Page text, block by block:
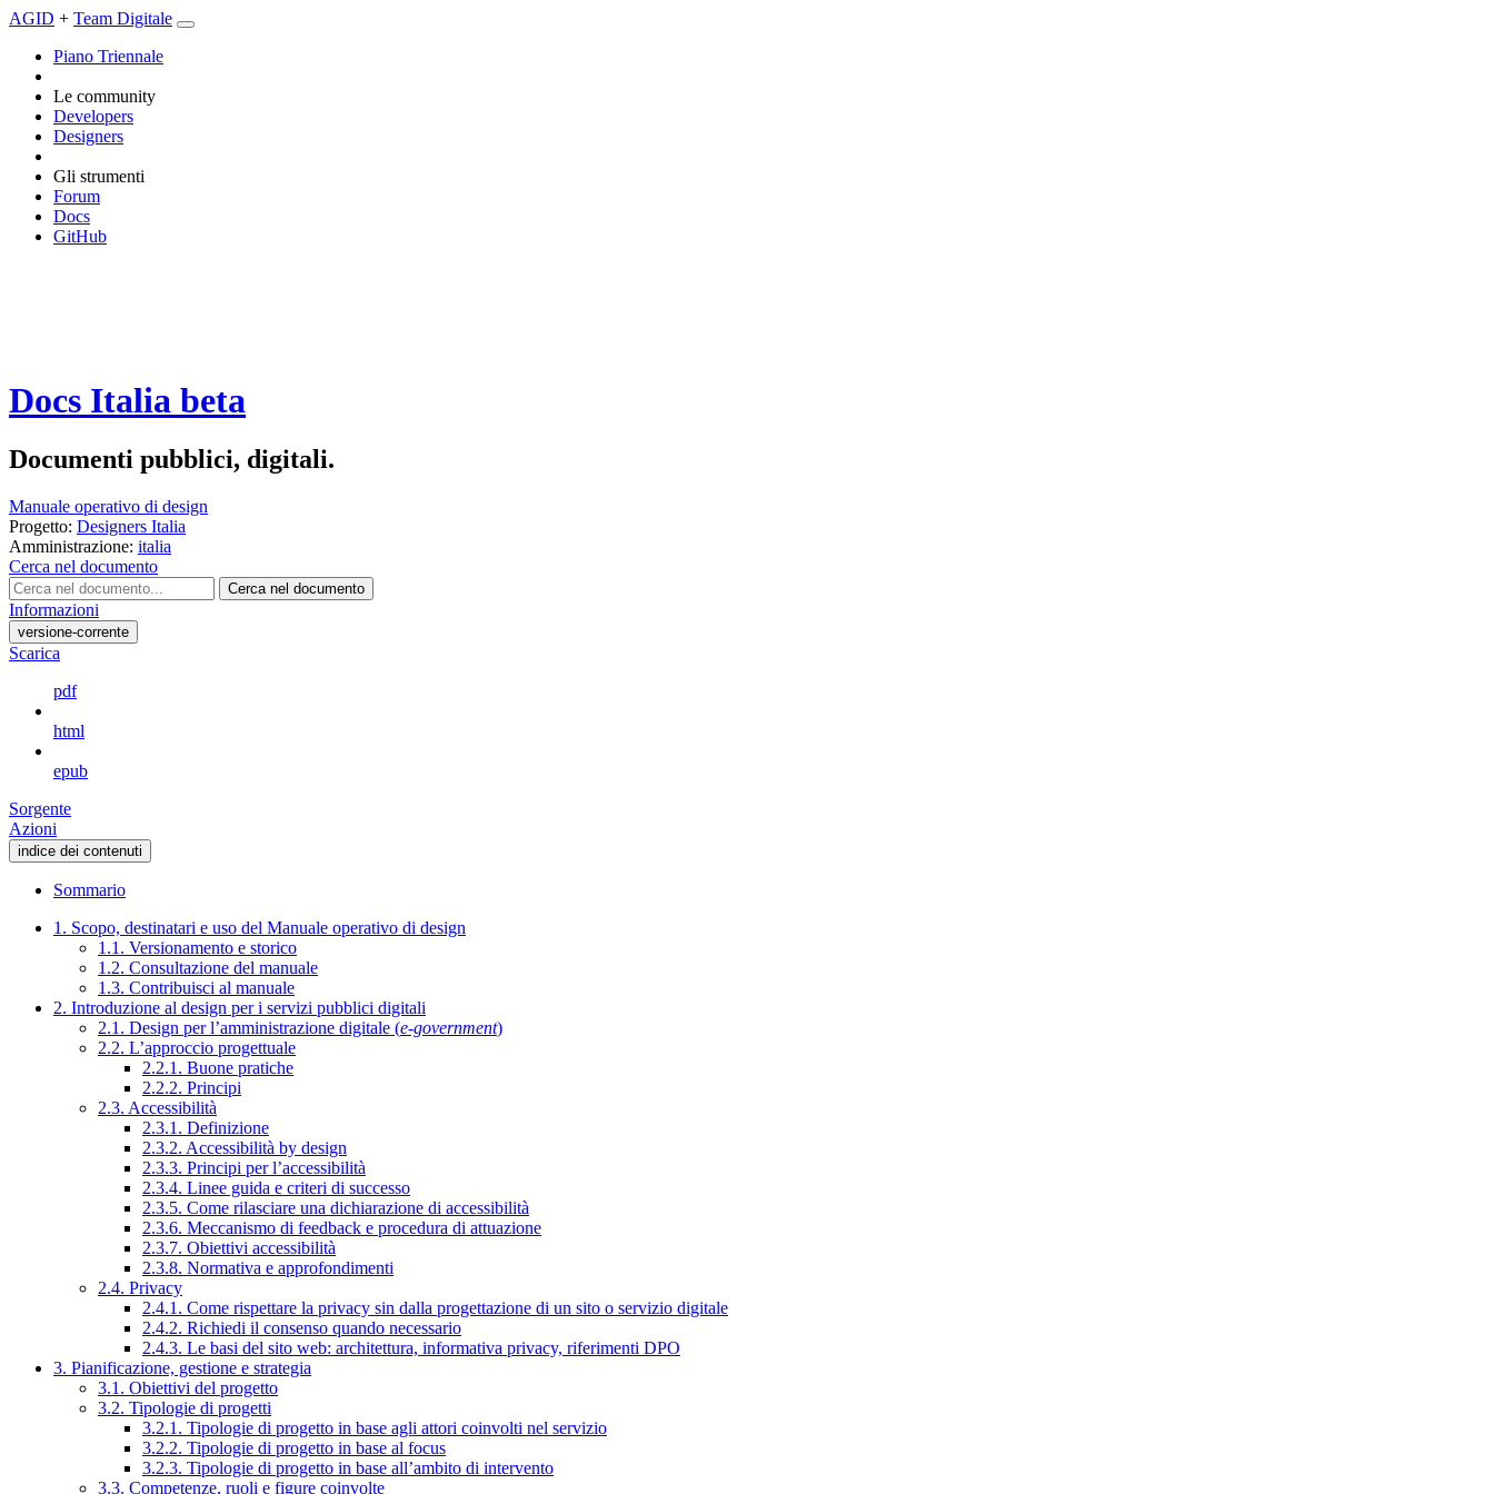
AGID + Team Digitale
Piano Triennale
Le community
Developers
Designers
Gli strumenti
Forum
Docs
GitHub
Docs Italia beta
Documenti pubblici, digitali.
Manuale operativo di design
Progetto: Designers Italia
Amministrazione: italia
Cerca nel documento
Cerca nel documento
Informazioni
versione-corrente
Scarica
pdf
html
epub
Sorgente
Azioni
indice dei contenuti
Sommario
1. Scopo, destinatari e uso del Manuale operativo di design
1.1. Versionamento e storico
1.2. Consultazione del manuale
1.3. Contribuisci al manuale
2. Introduzione al design per i servizi pubblici digitali
2.1. Design per l’amministrazione digitale (e-government)
2.2. L’approccio progettuale
2.2.1. Buone pratiche
2.2.2. Principi
2.3. Accessibilità
2.3.1. Definizione
2.3.2. Accessibilità by design
2.3.3. Principi per l’accessibilità
2.3.4. Linee guida e criteri di successo
2.3.5. Come rilasciare una dichiarazione di accessibilità
2.3.6. Meccanismo di feedback e procedura di attuazione
2.3.7. Obiettivi accessibilità
2.3.8. Normativa e approfondimenti
2.4. Privacy
2.4.1. Come rispettare la privacy sin dalla progettazione di un sito o servizio digitale
2.4.2. Richiedi il consenso quando necessario
2.4.3. Le basi del sito web: architettura, informativa privacy, riferimenti DPO
3. Pianificazione, gestione e strategia
3.1. Obiettivi del progetto
3.2. Tipologie di progetti
3.2.1. Tipologie di progetto in base agli attori coinvolti nel servizio
3.2.2. Tipologie di progetto in base al focus
3.2.3. Tipologie di progetto in base all’ambito di intervento
3.3. Competenze, ruoli e figure coinvolte